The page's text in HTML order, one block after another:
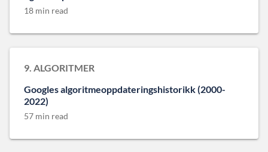
18 min read
9. ALGORITMER
Googles algoritmeoppdateringshistorikk (2000-
2022)
57 min read